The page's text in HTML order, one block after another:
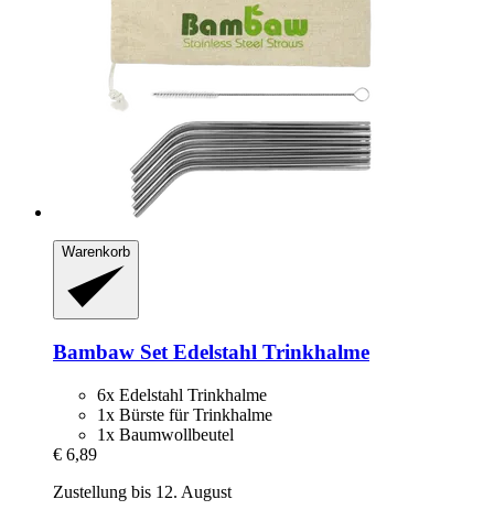
Warenkorb
Bambaw Set Edelstahl Trinkhalme
6x Edelstahl Trinkhalme
1x Bürste für Trinkhalme
1x Baumwollbeutel
€ 6,89
Zustellung bis 12. August